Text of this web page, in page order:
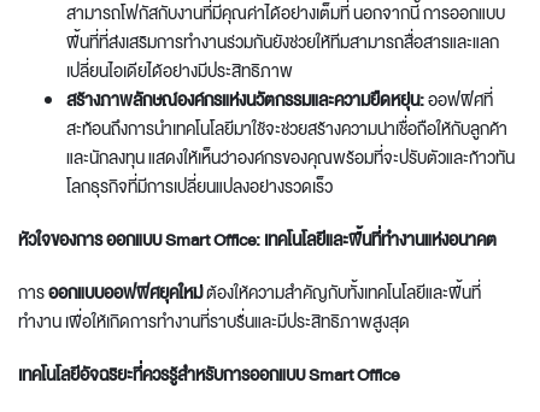
สามารถโฟกัสกับงานที่มีคุณค่าได้อย่างเต็มที่ นอกจากนี้ การออกแบบ
พื้นที่ที่ส่งเสริมการทำงานร่วมกันยังช่วยให้ทีมสามารถสื่อสารและแลก
เปลี่ยนไอเดียได้อย่างมีประสิทธิภาพ
สร้างภาพลักษณ์องค์กรแห่งนวัตกรรมและความยืดหยุ่น:ออฟฟิศที่
สะท้อนถึงการนำเทคโนโลยีมาใช้จะช่วยสร้างความน่าเชื่อถือให้กับลูกค้า
และนักลงทุน แสดงให้เห็นว่าองค์กรของคุณพร้อมที่จะปรับตัวและก้าวทัน
โลกธุรกิจที่มีการเปลี่ยนแปลงอย่างรวดเร็ว
หัวใจของการ ออกแบบ Smart Office: เทคโนโลยีและพื้นที่ทำงานแห่งอนาคต
การออกแบบออฟฟิศยุคใหม่ต้องให้ความสำคัญกับทั้งเทคโนโลยีและพื้นที่
ทำงาน เพื่อให้เกิดการทำงานที่ราบรื่นและมีประสิทธิภาพสูงสุด
เทคโนโลยีอัจฉริยะที่ควรรู้สำหรับการออกแบบ Smart Office